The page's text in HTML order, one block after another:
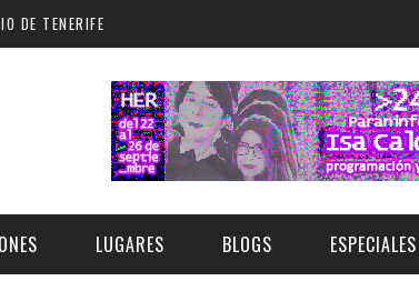
DE TENERIFE
LUGARES BLOGS ESPECIALES